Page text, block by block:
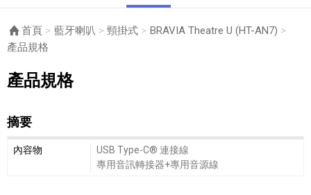
首頁 藍牙喇叭 頸掛式
BRAVIA Theatre U (HT-AN7)
目前頁面：
產品規格
產品規格
摘要
摘要細節敘述
內容物
USB Type-C® 連接線
專用音訊轉接器+專用音源線